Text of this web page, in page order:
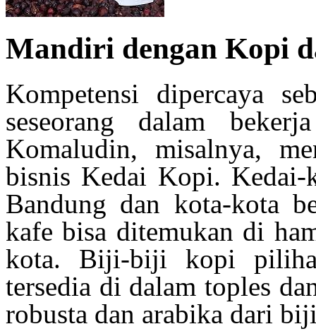
Mandiri dengan Kopi
Kompetensi dipercaya
seseorang dalam
Komaludin, misalnya,
bisnis Kedai Kopi.
Bandung dan kota-kota
kafe bisa ditemukan di
kota. Biji-biji kopi
tersedia di dalam toples
robusta dan arabika dari